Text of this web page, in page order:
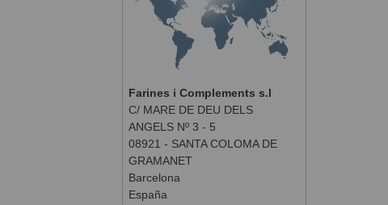
Farines i Complements s.l
C/ MARE DE DEU DELS
ANGELS Nº 3 - 5
08921 - SANTA COLOMA DE
GRAMANET
Barcelona
España